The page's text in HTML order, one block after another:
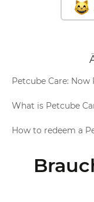
Petcube Care:
What is Petcube
How to redeem a